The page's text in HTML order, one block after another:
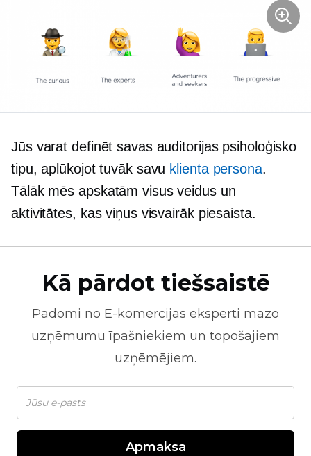
Jūs varat definēt savas auditorijas psiholoģisko
tipu, aplūkojot tuvāk savu klienta persona.
Tālāk mēs apskatām visus veidus un
aktivitātes, kas viņus visvairāk piesaista.
Kā pārdot tiešsaistē
Padomi no E-komercijas eksperti mazo
uzņēmumu īpašniekiem un topošajiem
uzņēmējiem.
Apmaksa